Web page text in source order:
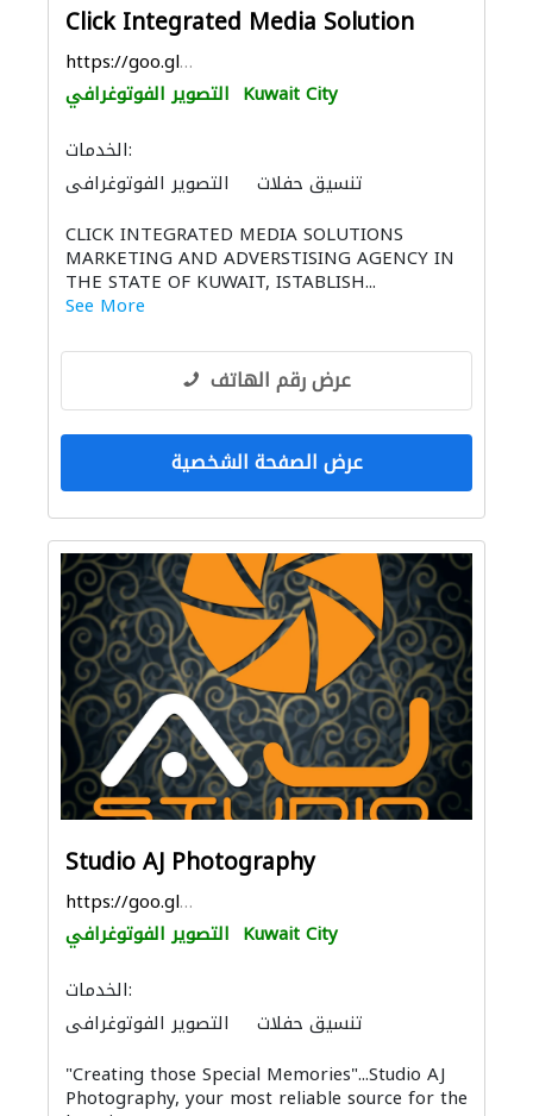
Click Integrated Media Solution
https://goo.gl/maps/8Kn9yzgwTjs6uTvp9
التصوير الفوتوغرافي Kuwait City
الخدمات:
التصوير الفوتوغرافي
تنسيق حفلات
CLICK INTEGRATED MEDIA SOLUTIONS
MARKETING AND ADVERSTISING AGENCY IN
THE STATE OF KUWAIT, ISTABLISH...
See More
عرض رقم الهاتف
عرض الصفحة الشخصية
Studio AJ Photography
https://goo.gl/maps/S6kjsCWDx9Pi4MyZ7
التصوير الفوتوغرافي Kuwait City
الخدمات:
التصوير الفوتوغرافي
تنسيق حفلات
"Creating those Special Memories"...Studio AJ
Photography, your most reliable source for the